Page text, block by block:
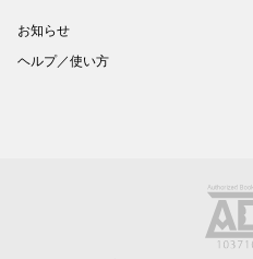
お知らせ
ヘルプ／使い方